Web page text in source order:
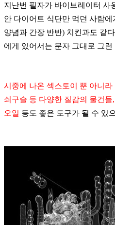
지난번 필자가 바이브레이터 사
안 다이어트 식단만 먹던 사람에
양념과 간장 반반) 치킨과도 같다
에게 있어서는 문자 그대로 그런
시중에 나온 섹스토이 뿐 아니라
쇠구슬 등 다양한 질감의 물건들,
오일 등도 좋은 도구가 될 수 있